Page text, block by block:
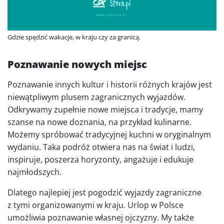
Gdzie spędzić wakacje, w kraju czy za granicą.
Poznawanie nowych miejsc
Poznawanie innych kultur i historii różnych krajów jest
niewątpliwym plusem zagranicznych wyjazdów.
Odkrywamy zupełnie nowe miejsca i tradycje, mamy
szanse na nowe doznania, na przykład kulinarne.
Możemy spróbować tradycyjnej kuchni w oryginalnym
wydaniu. Taka podróż otwiera nas na świat i ludzi,
inspiruje, poszerza horyzonty, angażuje i edukuje
najmłodszych.
Dlatego najlepiej jest pogodzić wyjazdy zagraniczne
z tymi organizowanymi w kraju. Urlop w Polsce
umożliwia poznawanie własnej ojczyzny. My także